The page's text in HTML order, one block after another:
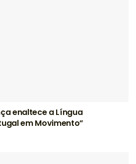
enaltece a Língua
em Movimento”